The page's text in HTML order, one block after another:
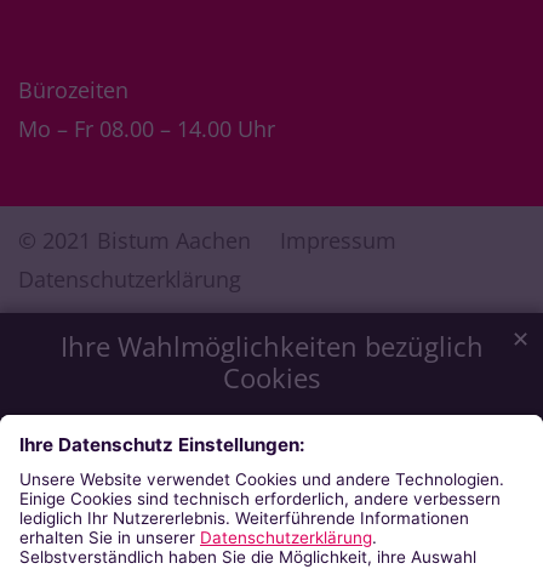
Ihre Wahlmöglichkeiten bezüglich
Cookies
Wir möchten Ihnen ein optimales Webseiten-Erlebnis zu
bieten. Dazu verwenden wir Cookies, die für das
Funktionieren unserer Website notwendig sind. Mit Ihrer
Zustimmung verwenden wir auch Cookies, die zur Anzeige
externer Inhalte oder zu anonymen Statistikzwecken genutzt
werden. Sie können selbst entscheiden, welche Kategorien
✕
Bürozeiten
Mo – Fr 08.00 – 14.00 Uhr
© 2021 Bistum Aachen
Impressum
Datenschutzerklärung